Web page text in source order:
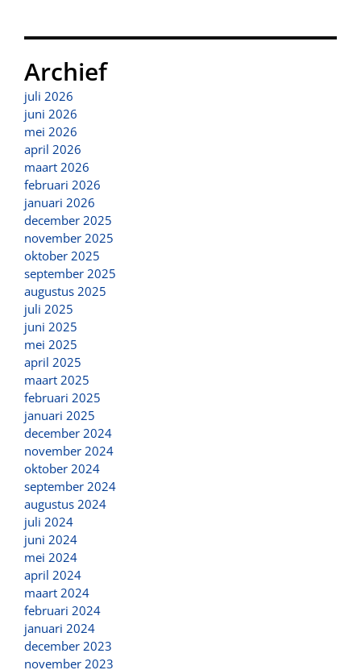
Archief
juli 2026
juni 2026
mei 2026
april 2026
maart 2026
februari 2026
januari 2026
december 2025
november 2025
oktober 2025
september 2025
augustus 2025
juli 2025
juni 2025
mei 2025
april 2025
maart 2025
februari 2025
januari 2025
december 2024
november 2024
oktober 2024
september 2024
augustus 2024
juli 2024
juni 2024
mei 2024
april 2024
maart 2024
februari 2024
januari 2024
december 2023
november 2023